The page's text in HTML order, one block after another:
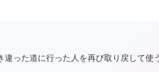
った道に行った人を再び取り戻して使